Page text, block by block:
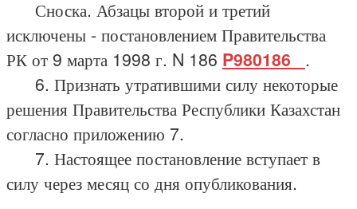
Сноска. Абзацы второй и третий
исключены - постановлением Правительства
РК от 9 марта 1998 г. N 186 P980186_ .
6. Признать утратившими силу некоторые
решения Правительства Республики Казахстан
согласно приложению 7.
7. Настоящее постановление вступает в
силу через месяц со дня опубликования.